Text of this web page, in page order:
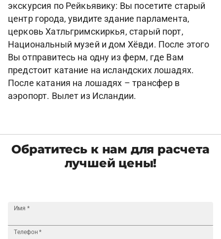
экскурсия по Рейкьявику: Вы посетите старый
центр города, увидите здание парламента,
церковь Хатльгримскиркья, старый порт,
Национальный музей и дом Хёвди. После этого
Вы отправитесь на одну из ферм, где Вам
предстоит катание на исландских лошадях.
После катания на лошадях – трансфер в
аэропорт. Вылет из Исландии.
Обратитесь к нам для расчета
лучшей цены!
Имя *
Телефон *